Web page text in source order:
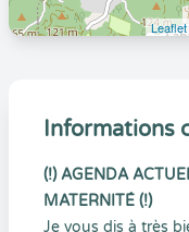
Leaflet
Informations
(!) AGENDA
MATERNITÉ (!)
Je vous dis à très